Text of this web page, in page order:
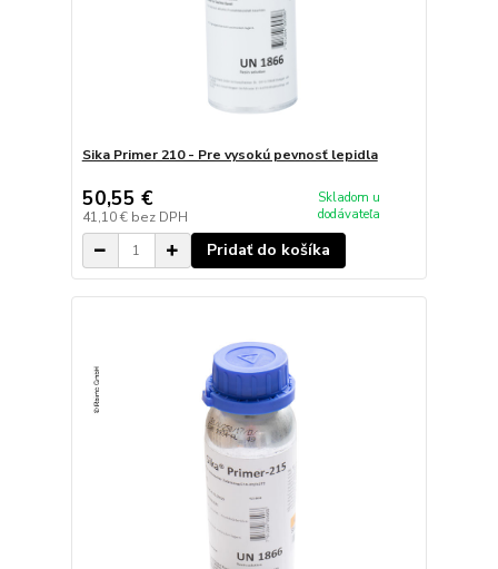
Sika Primer 210 - Pre vysokú pevnosť lepidla
50,55 €
41,10 € bez DPH
Skladom u
dodávateľa
Pridať do košíka